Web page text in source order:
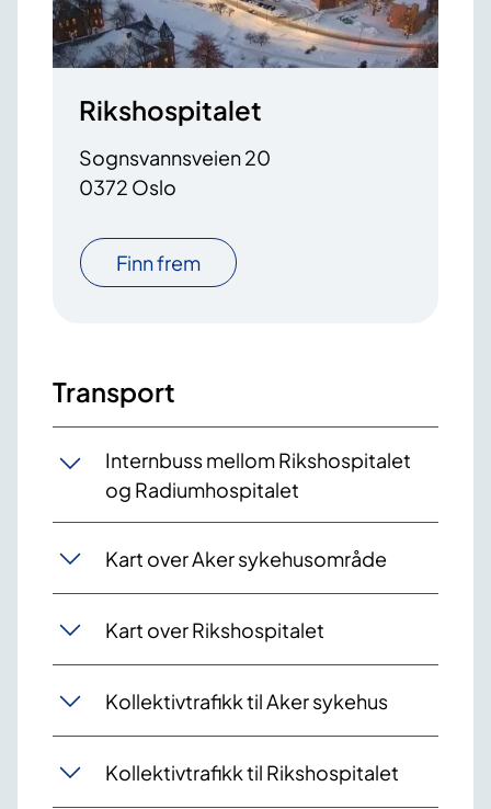
Rikshospitalet
Sognsvannsveien 20
0372 Oslo
Finn frem
Transport
Internbuss mellom Rikshospitalet
og Radiumhospitalet
Kart over Aker sykehusområde
Kart over Rikshospitalet
Kollektivtrafikk til Aker sykehus
Kollektivtrafikk til Rikshospitalet